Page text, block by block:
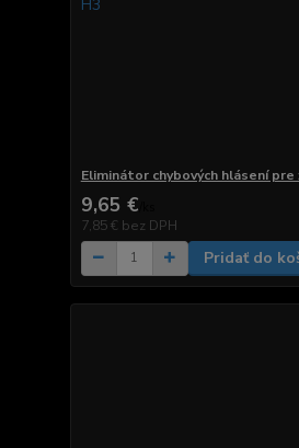
Eliminátor chybových hlásení pre
9,65 €
7,85 € bez DPH
Pridať do